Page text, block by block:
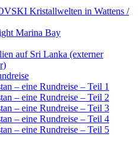
Kristallwelten in Wattens /
Marina Bay
auf Sri Lanka (externer
– eine Rundreise – Teil 1
– eine Rundreise – Teil 2
– eine Rundreise – Teil 3
– eine Rundreise – Teil 4
– eine Rundreise – Teil 5